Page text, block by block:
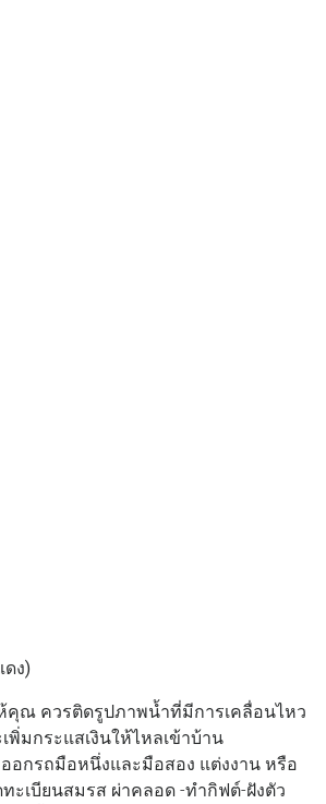
ดง)
คุณ ควรติดรูปภาพน้ำที่มีการเคลื่อนไหว
พิ่มกระแสเงินให้ไหลเข้าบ้าน
อกรถมือหนึ่งและมือสอง แต่งงาน หรือ
ะเบียนสมรส ผ่าคลอด -ทำกิฟต์-ฝังตัว